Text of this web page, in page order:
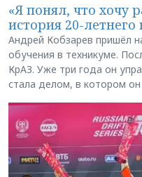
«Я понял, что хочу
история 20-
Андрей Кобзарев пришёл
обучения в техникуме.
КрАЗ. Уже три года он
стала делом, в котором